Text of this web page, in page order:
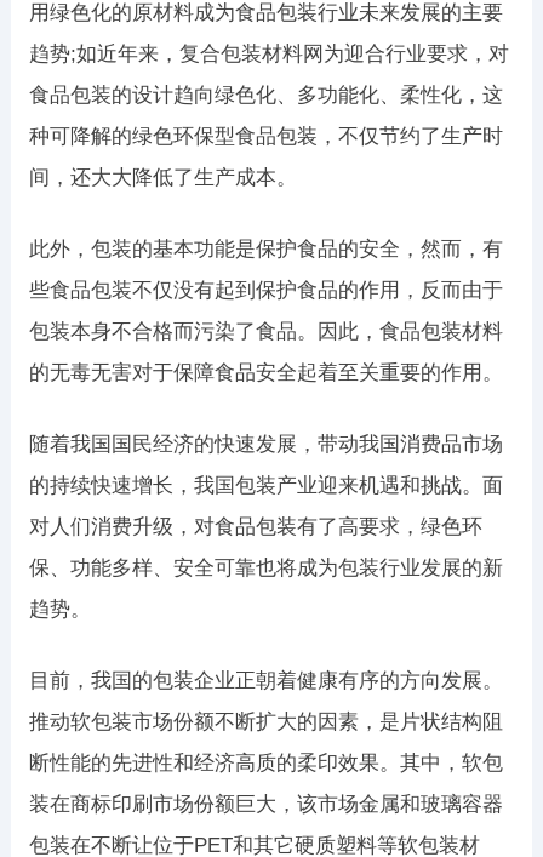
用绿色化的原材料成为食品包装行业未来发展的主要
趋势;如近年来，复合包装材料网为迎合行业要求，对
食品包装的设计趋向绿色化、多功能化、柔性化，这
种可降解的绿色环保型食品包装，不仅节约了生产时
间，还大大降低了生产成本。
此外，包装的基本功能是保护食品的安全，然而，有
些食品包装不仅没有起到保护食品的作用，反而由于
包装本身不合格而污染了食品。因此，食品包装材料
的无毒无害对于保障食品安全起着至关重要的作用。
随着我国国民经济的快速发展，带动我国消费品市场
的持续快速增长，我国包装产业迎来机遇和挑战。面
对人们消费升级，对食品包装有了高要求，绿色环
保、功能多样、安全可靠也将成为包装行业发展的新
趋势。
目前，我国的包装企业正朝着健康有序的方向发展。
推动软包装市场份额不断扩大的因素，是片状结构阻
断性能的先进性和经济高质的柔印效果。其中，软包
装在商标印刷市场份额巨大，该市场金属和玻璃容器
包装在不断让位于PET和其它硬质塑料等软包装材